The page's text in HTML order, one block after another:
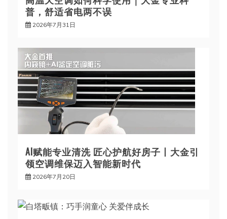
普，舒适省电两不误
2026年7月31日
AI赋能专业清洗 匠心护航好房子丨大金引
领空调维保迈入智能新时代
2026年7月20日